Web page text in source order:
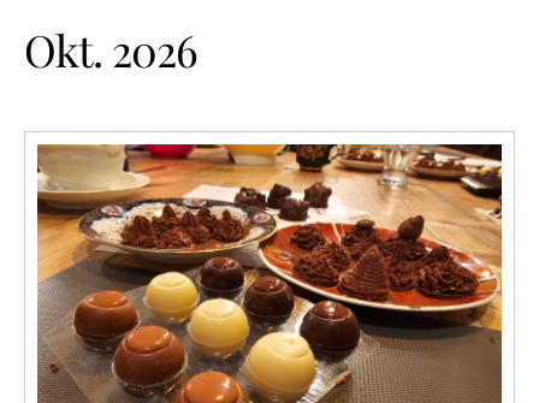
Okt. 2026